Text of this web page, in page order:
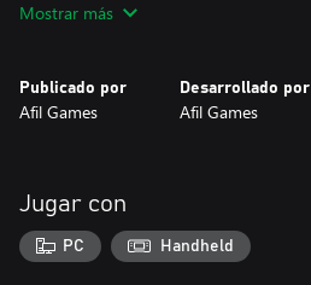
Mostrar más
Publicado por
Afil Games
Desarrollado por
Afil Games
Jugar con
PC Handheld